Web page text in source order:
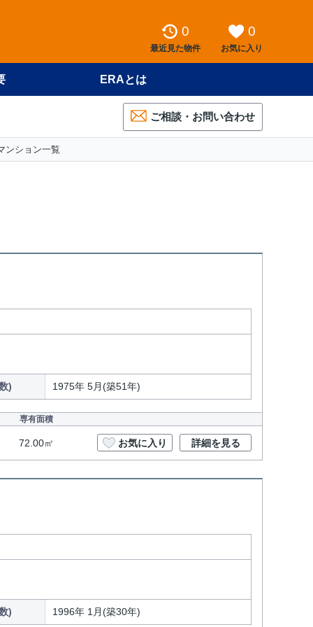
0
最近見た物件
0
お気に入り
ERAとは
ご相談・お問い合わせ
ンション一覧
) 1975年 5月(築51年)
専有面積
72.00㎡ お気に入り 詳細を見る
) 1996年 1月(築30年)